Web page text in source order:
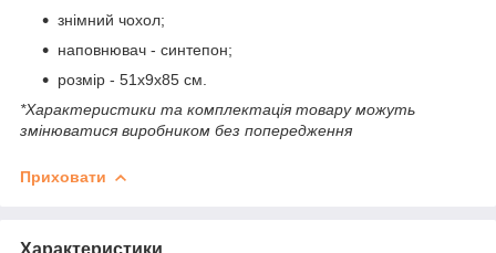
знімний чохол;
наповнювач - синтепон;
розмір - 51х9х85 см.
*Характеристики та комплектація товару можуть
змінюватися виробником без попередження
Приховати
Характеристики